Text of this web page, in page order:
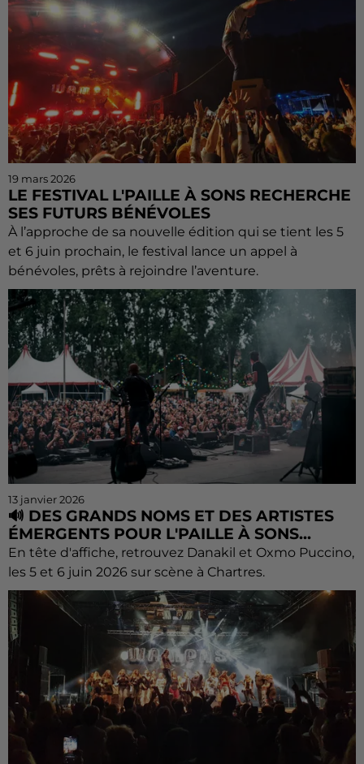
19 mars 2026
LE FESTIVAL L'PAILLE À SONS RECHERCHE
SES FUTURS BÉNÉVOLES
À l’approche de sa nouvelle édition qui se tient les 5
et 6 juin prochain, le festival lance un appel à
bénévoles, prêts à rejoindre l’aventure.
13 janvier 2026
🔊 DES GRANDS NOMS ET DES ARTISTES
ÉMERGENTS POUR L'PAILLE À SONS...
En tête d'affiche, retrouvez Danakil et Oxmo Puccino,
les 5 et 6 juin 2026 sur scène à Chartres.